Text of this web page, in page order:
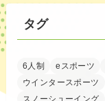
タグ
6人制 eスポーツ
ウインタースポーツ